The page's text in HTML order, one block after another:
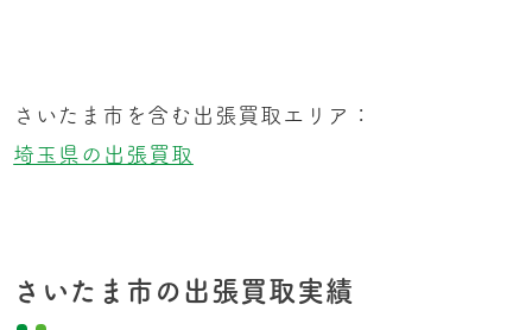
さいたま市を含む出張買取エリア：
埼玉県の出張買取
さいたま市の出張買取実績